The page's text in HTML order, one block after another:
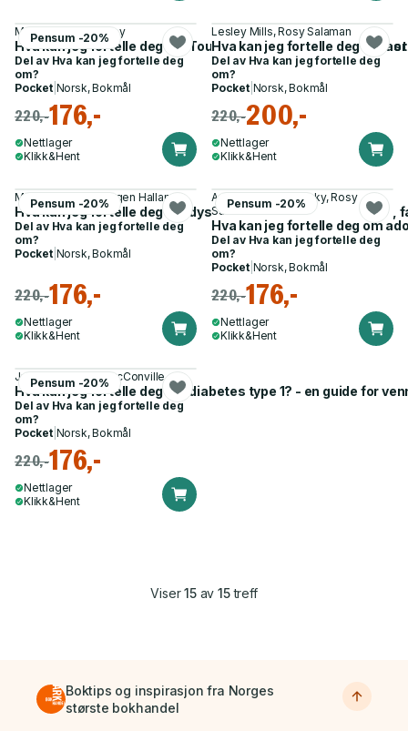
Pensum -20%
Mal Leicester, Apsley
Hva kan jeg fortelle deg om Tourettes syndrom? - en guide
Del av Hva kan jeg fortelle deg
om?
Pocket| Norsk, Bokmål
220,-176,-
Nettlager
Klikk&Hent
Lesley Mills, Rosy Salaman
Hva kan jeg fortelle deg om
Del av Hva kan jeg fortelle deg
om?
Pocket| Norsk, Bokmål
220,-200,-
Nettlager
Klikk&Hent
Pensum -20%
Maureen Boon, Imogen Hallam
Hva kan jeg fortelle deg om dyspraksi? - en guide for venner,
Del av Hva kan jeg fortelle deg
om?
Pocket| Norsk, Bokmål
220,-176,-
Nettlager
Klikk&Hent
Pensum -20%
Anne Braff Brodzinsky, Rosy
Salaman
Hva kan jeg fortelle deg om
Del av Hva kan jeg fortelle deg
om?
Pocket| Norsk, Bokmål
220,-176,-
Nettlager
Klikk&Hent
Pensum -20%
Julie Edge, Julia MacConville
Hva kan jeg fortelle deg om diabetes type 1? - en guide for
Del av Hva kan jeg fortelle deg
om?
Pocket| Norsk, Bokmål
220,-176,-
Nettlager
Klikk&Hent
Viser15av 15treff
Boktips og inspirasjon fra Norges
største bokhandel